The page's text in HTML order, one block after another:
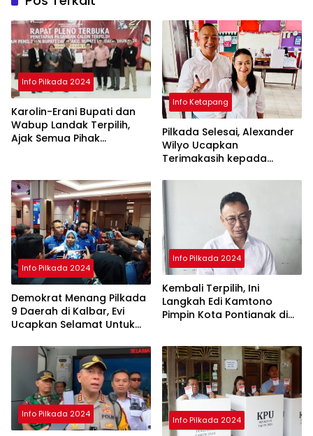
Info Pilkada 2024
Karolin-Erani Bupati dan
Wabup Landak Terpilih,
Ajak Semua Pihak
Info Ketapang
Pilkada Selesai, Alexander
Wilyo Ucapkan
Terimakasih kepada
Info Pilkada 2024
Demokrat Menang Pilkada
9 Daerah di Kalbar, Evi
Ucapkan Selamat Untuk
Info Pilkada 2024
Kembali Terpilih, Ini
Langkah Edi Kamtono
Pimpin Kota Pontianak di
Info Pilkada 2024
Info Pilkada 2024